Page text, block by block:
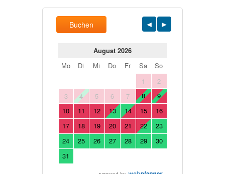
Buchen
August 2026
Mo
Di Mi Do Fr Sa
So
1
2
3
4 5 6 7 8
9
10
11 12 13 14 15
16
17
18 19 20 21 22
23
24
25 26 27 28 29
30
31